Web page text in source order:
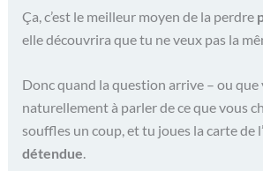
Ça, c’est le meilleur moyen de la perdre
elle découvrira que tu ne veux pas la
Donc quand la question arrive – ou que
naturellement à parler de ce que vous
souffles un coup, et tu joues la carte de
détendue.